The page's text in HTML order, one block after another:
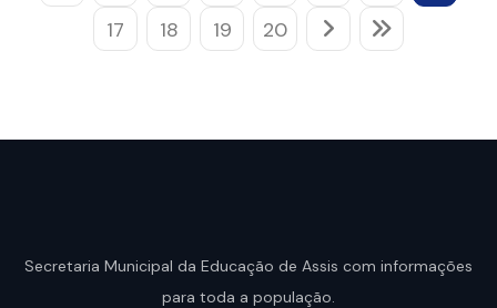
17
18 19 20
Secretaria Municipal da Educação de Assis com informações
para toda a população.